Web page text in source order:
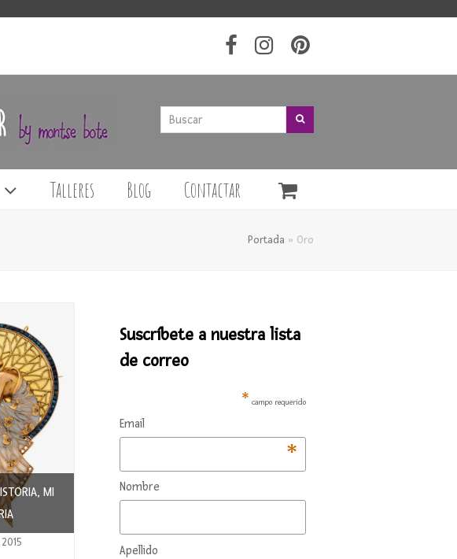
Buscar
Talleres Blog Contactar
Portada » Oro
MI
Suscríbete a nuestra lista
de correo
* campo requerido
Email
*
Nombre
Apellido